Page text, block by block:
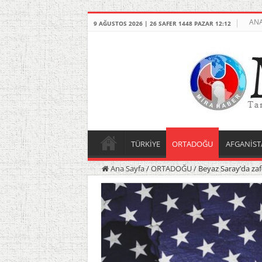
9 AĞUSTOS 2026 | 26 SAFER 1448 PAZAR 12:12
TÜRKİYE ORTADOĞU
Ana Sayfa/ORTADOĞU/Beyaz Saray’da